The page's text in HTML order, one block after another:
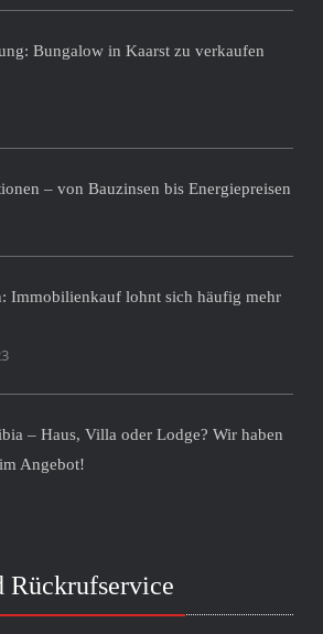
Bungalow in Kaarst zu verkaufen
– von Bauzinsen bis Energiepreisen
Immobilienkauf lohnt sich häufig mehr
– Haus, Villa oder Lodge? Wir haben
Angebot!
Rückrufservice